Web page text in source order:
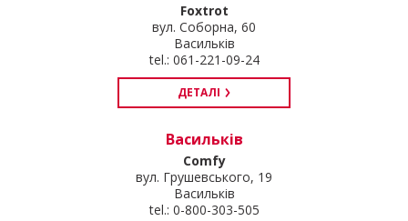
Foxtrot
вул. Соборна, 60
Васильків
tel.: 061-221-09-24
ДЕТАЛІ
Васильків
Comfy
вул. Грушевського, 19
Васильків
tel.: 0-800-303-505